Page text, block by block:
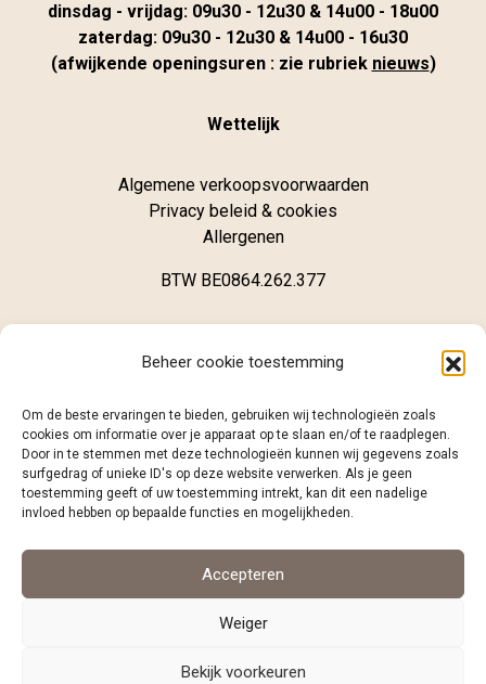
Beheer cookie toestemming
Om de beste ervaringen te bieden, gebruiken wij technologieën zoals
cookies om informatie over je apparaat op te slaan en/of te raadplegen.
Door in te stemmen met deze technologieën kunnen wij gegevens zoals
surfgedrag of unieke ID's op deze website verwerken. Als je geen
toestemming geeft of uw toestemming intrekt, kan dit een nadelige
invloed hebben op bepaalde functies en mogelijkheden.
Accepteren
Weiger
Bekijk voorkeuren
dinsdag - vrijdag: 09u30 - 12u30 & 14u00 - 18u00
zaterdag: 09u30 - 12u30 & 14u00 - 16u30
(afwijkende openingsuren : zie rubriek nieuws)
Wettelijk
Algemene verkoopsvoorwaarden
Privacy beleid & cookies
Allergenen
BTW BE0864.262.377
B-8020 Oostkamp
+32 (0)468 12 98 86
info@caramelo.be
Volg ons
facebook